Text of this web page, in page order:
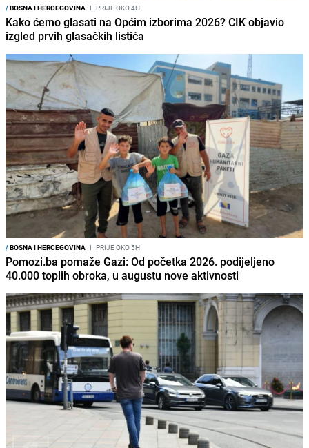
/BOSNA I HERCEGOVINA I PRIJE OKO 4H
Kako ćemo glasati na Općim izborima 2026? CIK objavio
izgled prvih glasačkih listića
/BOSNA I HERCEGOVINA I PRIJE OKO 5H
Pomozi.ba pomaže Gazi: Od početka 2026. podijeljeno
40.000 toplih obroka, u augustu nove aktivnosti